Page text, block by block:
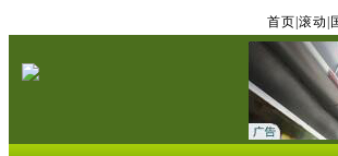
首页 滚动